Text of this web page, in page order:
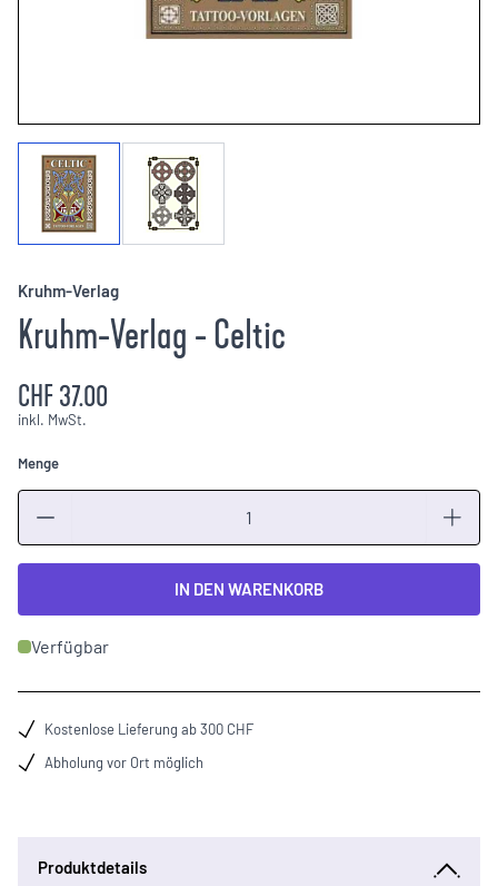
Kruhm-Verlag
Kruhm-Verlag - Celtic
CHF 37.00
inkl. MwSt.
Menge
IN DEN WARENKORB
Verfügbar
Kostenlose Lieferung ab 300 CHF
Abholung vor Ort möglich
Produktdetails